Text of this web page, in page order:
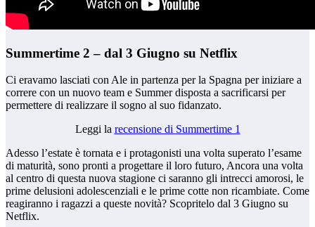
Summertime 2 – dal 3 Giugno su Netflix
Ci eravamo lasciati con Ale in partenza per la Spagna per iniziare a
correre con un nuovo team e Summer disposta a sacrificarsi per
permettere di realizzare il sogno al suo fidanzato.
Leggi la recensione di Summertime 1
Adesso l’estate è tornata e i protagonisti una volta superato l’esame
di maturità, sono pronti a progettare il loro futuro, Ancora una volta
al centro di questa nuova stagione ci saranno gli intrecci amorosi, le
prime delusioni adolescenziali e le prime cotte non ricambiate. Come
reagiranno i ragazzi a queste novità? Scopritelo dal 3 Giugno su
Netflix.